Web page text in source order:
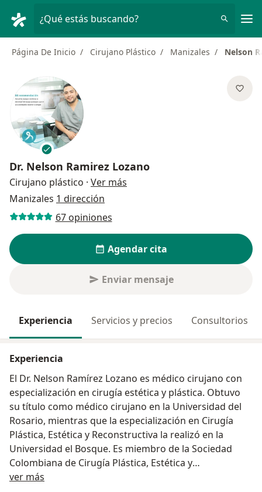
¿Qué estás buscando?
Página De Inicio Cirujano Plástico Manizales Nelson
Dr. Nelson Ramirez Lozano
Cirujano plástico · Ver más
Manizales 1 dirección
67 opiniones
Agendar cita
Enviar mensaje
Experiencia Servicios y precios Consultorios
Experiencia
El Dr. Nelson Ramírez Lozano es médico cirujano con
especialización en cirugía estética y plástica. Obtuvo
su título como médico cirujano en la Universidad del
Rosario, mientras que la especialización en Cirugía
Plástica, Estética y Reconstructiva la realizó en la
Universidad el Bosque. Es miembro de la Sociedad
Colombiana de Cirugía Plástica, Estética y
Reconstructiva, y realiza consultas privadas.
ver más